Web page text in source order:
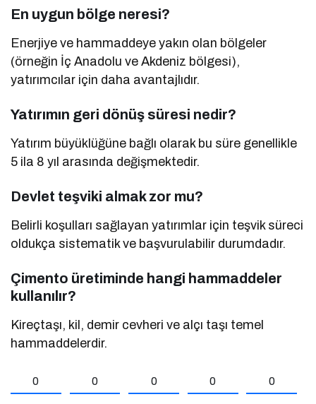
En uygun bölge neresi?
Enerjiye ve hammaddeye yakın olan bölgeler
(örneğin İç Anadolu ve Akdeniz bölgesi),
yatırımcılar için daha avantajlıdır.
Yatırımın geri dönüş süresi nedir?
Yatırım büyüklüğüne bağlı olarak bu süre genellikle
5 ila 8 yıl arasında değişmektedir.
Devlet teşviki almak zor mu?
Belirli koşulları sağlayan yatırımlar için teşvik süreci
oldukça sistematik ve başvurulabilir durumdadır.
Çimento üretiminde hangi hammaddeler
kullanılır?
Kireçtaşı, kil, demir cevheri ve alçı taşı temel
hammaddelerdir.
0
0
0 0 0